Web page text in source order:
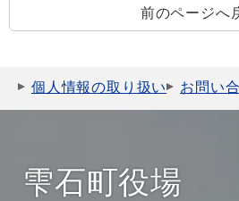
前のページへ
個人情報の取り扱い お問い
雫石町役場